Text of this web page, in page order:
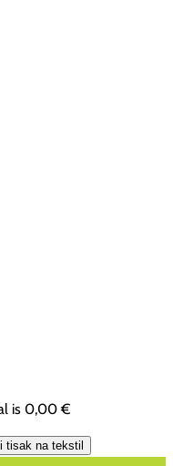
is 0,00 €
tisak na tekstil